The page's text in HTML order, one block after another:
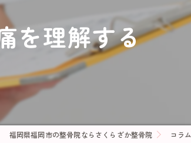
を理解する
福岡県福岡市の整骨院ならさくらざか整骨院 コラム